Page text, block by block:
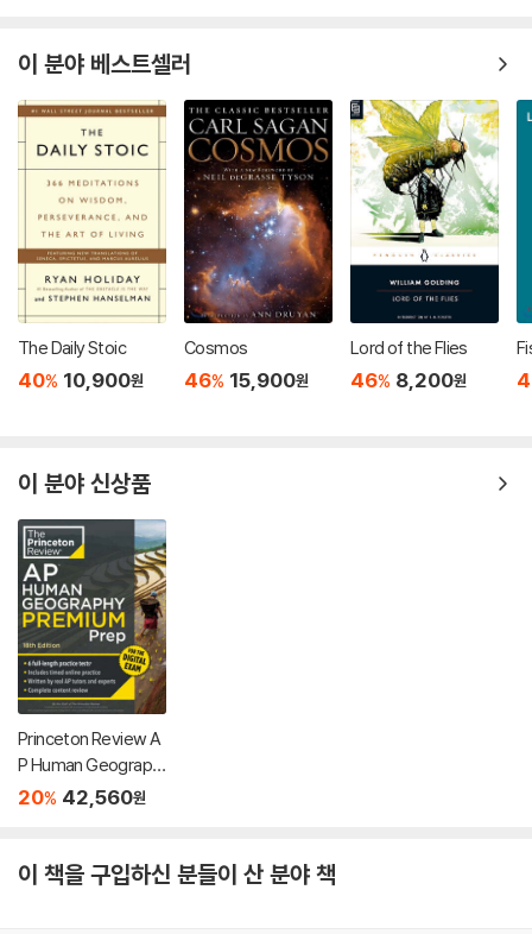
이 분야 베스트셀러
The Daily Stoic
40% 10,900원
Cosmos
46% 15,900원
Lord of the Flies
46% 8,200원
이 분야 신상품
Princeton Review A
P Human Geograph
y Premium Prep, 18t
tice Online + Conte
20% 42,560원
이 책을 구입하신 분들이 산 분야 책